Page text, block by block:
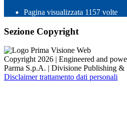
Pagina visualizzata 1157 volte
Sezione Copyright
Copyright 2026 | Engineered and
Parma S.p.A. | Divisione Publishing
Disclaimer trattamento dati personali